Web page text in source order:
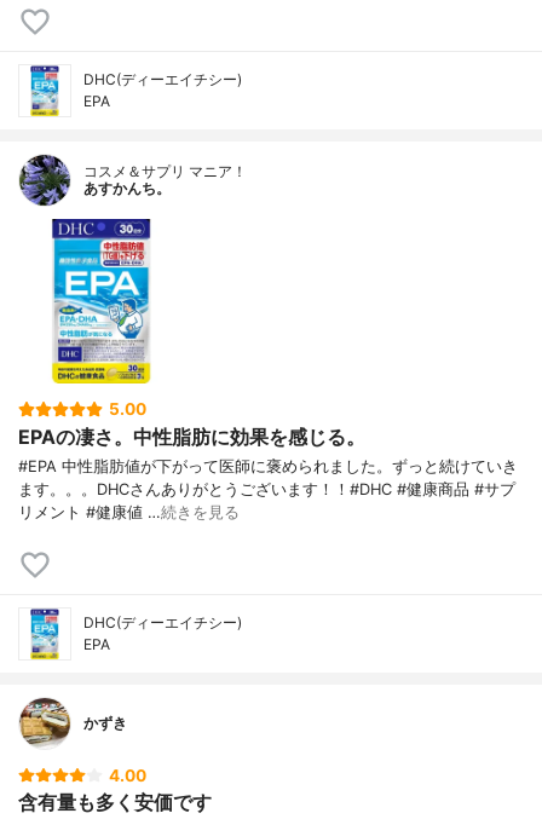
DHC(ディーエイチシー)
EPA
コスメ＆サプリ マニア！
あすかんち。
5.00
EPAの凄さ。中性脂肪に効果を感じる。
#EPA 中性脂肪値が下がって医師に褒められました。ずっと続けていき
ます。。。DHCさんありがとうございます！！#DHC #健康商品 #サプ
リメント #健康値 …続きを見る
DHC(ディーエイチシー)
EPA
かずき
4.00
含有量も多く安価です